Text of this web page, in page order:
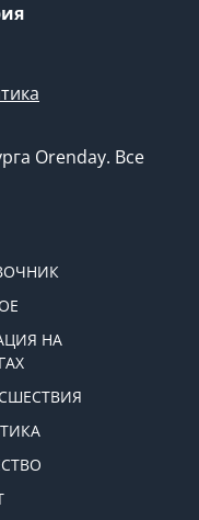
Orenday. Все
НА